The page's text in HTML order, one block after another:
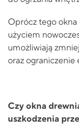
Oprócz tego
użyciem
umożliwiają
oraz
Czy okna
uszkodzenia